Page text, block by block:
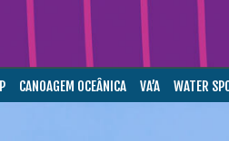
CANOAGEM OCEÂNICA VA’A WATER